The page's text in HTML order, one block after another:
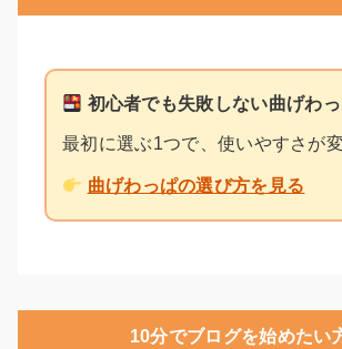
初心者でも失敗しない曲げわ
最初に選ぶ1つで、使いやすさが
曲げわっぱの選び方を見る
10分でブログを始めたい